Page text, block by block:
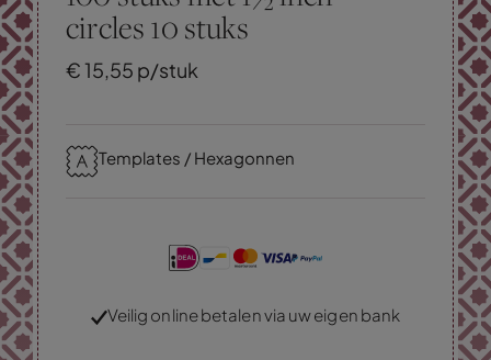
circles 10 stuks
€15,55 p/stuk
Templates / Hexagonnen
Veilig online betalen via uw eigen bank